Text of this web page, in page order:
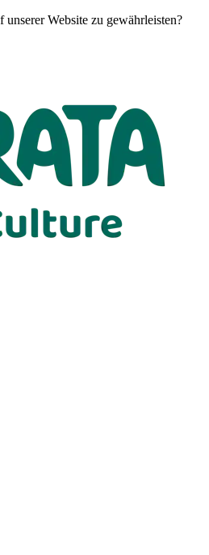
Website zu gewährleisten?